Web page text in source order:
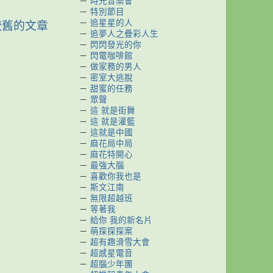
的文章
－ 特別節目
－ 追星星的人
－ 追夢人之疊彩人生
－ 閃閃發光的你
－ 閃電咖啡館
－ 做家務的男人
－ 密室大逃脫
－ 甜蜜的任務
－ 眾聲
－ 這 就是街舞
－ 這 就是灌籃
－ 這就是中國
－ 麻花局中局
－ 麻花特開心
－ 最強大腦
－ 喜歡你我也是
－ 斯文江南
－ 無限超越班
－ 等著我
－ 給你 我的新名片
－ 萌探探探案
－ 超有趣滑雪大會
－ 超感星電音
－ 超腦少年團